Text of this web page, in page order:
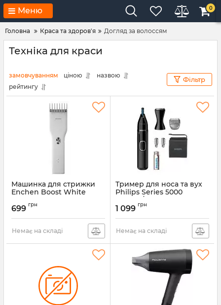
Меню 0
Головна Краса та здоров'я Догляд за волоссям
Техніка для краси
замовчуванням ціною
назвою
рейтингу
Фільтр
Машинка для стрижки
Enchen Boost White
699 грн
Немає на складі
Тример для носа та вух
Philips Series 5000
NT5650/16
Артикул:
1 099 грн
Немає на складі